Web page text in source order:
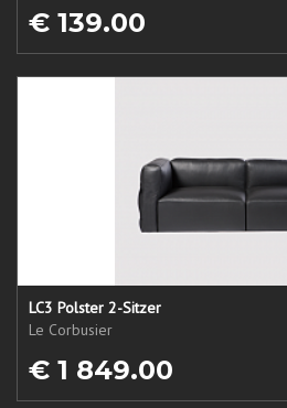
€ 139.00
LC3 Polster 2-Sitzer
Le Corbusier
€ 1 849.00